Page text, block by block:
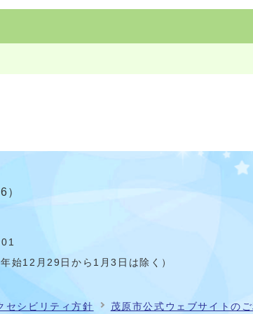
）
始12月29日から1月3日は除く）
セシビリティ方針 茂原市公式ウェブサイトの